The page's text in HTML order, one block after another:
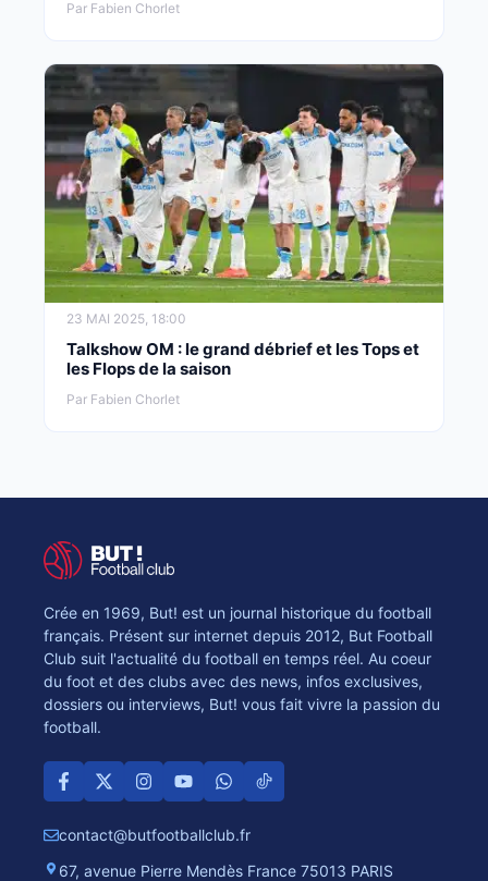
Par Fabien Chorlet
23 MAI 2025, 18:00
Talkshow OM : le grand débrief et les Tops et
les Flops de la saison
Par Fabien Chorlet
Crée en 1969, But! est un journal historique du football
français. Présent sur internet depuis 2012, But Football
Club suit l'actualité du football en temps réel. Au coeur
du foot et des clubs avec des news, infos exclusives,
dossiers ou interviews, But! vous fait vivre la passion du
football.
contact@butfootballclub.fr
67, avenue Pierre Mendès France 75013 PARIS